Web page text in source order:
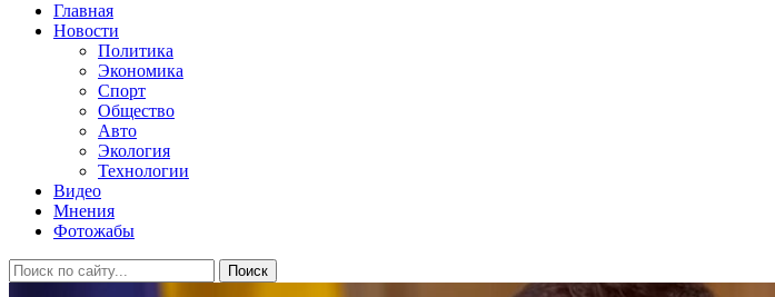
Главная
Новости
Политика
Экономика
Спорт
Общество
Авто
Экология
Технологии
Видео
Мнения
Фотожабы
Поиск